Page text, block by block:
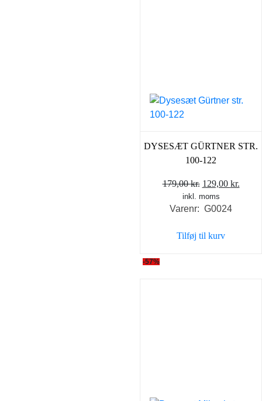
DYSESÆT GÜRTNER STR.
100-122
179,00kr. Den
oprindelige
pris
179,00 kr..
129,00 kr.
inkl. moms
Varenr: G0024
Tilføj til kurv
-57%